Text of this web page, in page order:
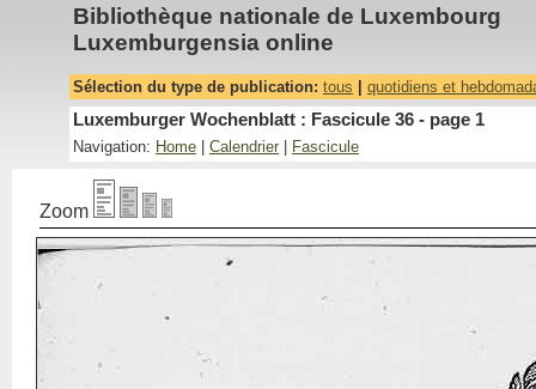
Bibliothèque nationale de Luxembourg
Luxemburgensia online
Sélection du type de publication: tous quotidiens et
Luxemburger Wochenblatt : Fascicule 36 - page 1
Navigation: Home Calendrier Fascicule
Zoom